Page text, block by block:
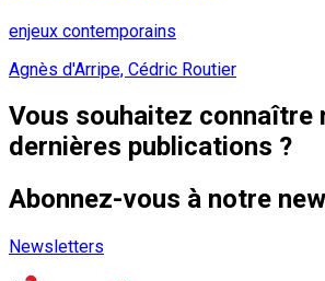
enjeux contemporains
Agnès d'Arripe, Cédric Routier
Vous souhaitez connaître
dernières publications ?
Abonnez-vous à notre
Newsletters